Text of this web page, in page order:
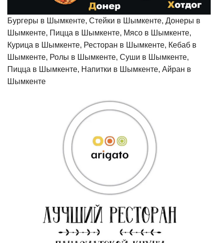
Бургеры в Шымкенте, Стейки в Шымкенте, Донеры в
Шымкенте, Пицца в Шымкенте, Мясо в Шымкенте,
Курица в Шымкенте, Ресторан в Шымкенте, Кебаб в
Шымкенте, Ролы в Шымкенте, Суши в Шымкенте,
Пицца в Шымкенте, Напитки в Шымкенте, Айран в
Шымкенте